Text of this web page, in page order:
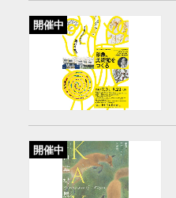
開催中
開催中